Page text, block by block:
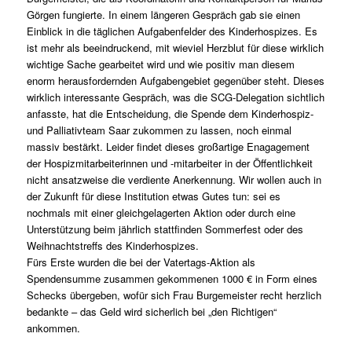
Görgen fungierte. In einem längeren Gespräch gab sie einen
Einblick in die täglichen Aufgabenfelder des Kinderhospizes. Es
ist mehr als beeindruckend, mit wieviel Herzblut für diese wirklich
wichtige Sache gearbeitet wird und wie positiv man diesem
enorm herausfordernden Aufgabengebiet gegenüber steht. Dieses
wirklich interessante Gespräch, was die SCG-Delegation sichtlich
anfasste, hat die Entscheidung, die Spende dem Kinderhospiz-
und Palliativteam Saar zukommen zu lassen, noch einmal
massiv bestärkt. Leider findet dieses großartige Enagagement
der Hospizmitarbeiterinnen und -mitarbeiter in der Öffentlichkeit
nicht ansatzweise die verdiente Anerkennung. Wir wollen auch in
der Zukunft für diese Institution etwas Gutes tun: sei es
nochmals mit einer gleichgelagerten Aktion oder durch eine
Unterstützung beim jährlich stattfinden Sommerfest oder des
Weihnachtstreffs des Kinderhospizes.
Fürs Erste wurden die bei der Vatertags-Aktion als
Spendensumme zusammen gekommenen 1000 € in Form eines
Schecks übergeben, wofür sich Frau Burgemeister recht herzlich
bedankte – das Geld wird sicherlich bei „den Richtigen“
ankommen.